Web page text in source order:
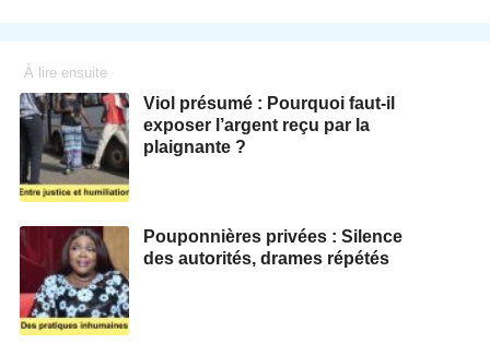
À lire ensuite
Viol présumé : Pourquoi faut-il
exposer l’argent reçu par la
plaignante ?
Pouponnières privées : Silence
des autorités, drames répétés